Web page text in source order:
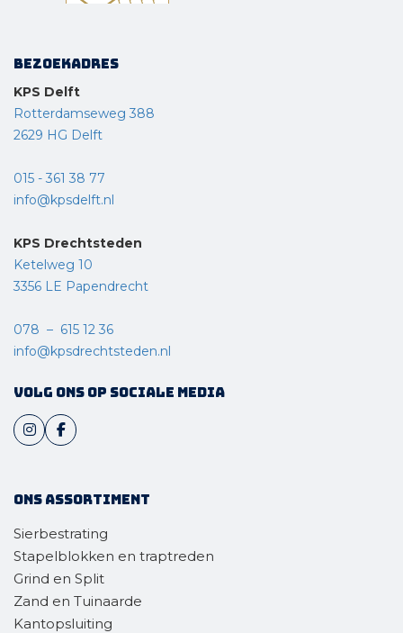
Bezoekadres
KPS Delft
Rotterdamseweg 388
2629 HG Delft
015 - 361 38 77
info@kpsdelft.nl
KPS Drechtsteden
Ketelweg 10
3356 LE Papendrecht
078 – 615 12 36
info@kpsdrechtsteden.nl
Volg ons op sociale media
Ons assortiment
Sierbestrating
Stapelblokken en traptreden
Grind en Split
Zand en Tuinaarde
Kantopsluiting